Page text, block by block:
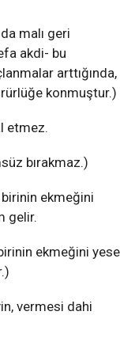
malı geri
akdi- bu
arttığında,
konmuştur.)
etmez.
bırakmaz.)
ekmeğini
gelir.
ekmeğini
vermesi dahi